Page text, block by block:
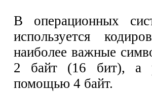
В операционных
используется
наиболее важные
2 байт (16 бит), а
помощью 4 байт.